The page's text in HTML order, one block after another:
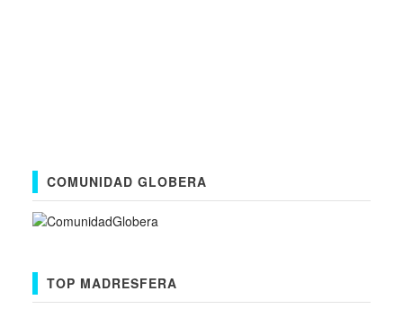
COMUNIDAD GLOBERA
TOP MADRESFERA